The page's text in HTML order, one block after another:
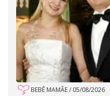
BEBÊ MAMÃE/ 05/08/2026